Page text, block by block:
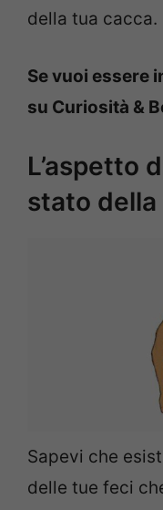
della tua cacca.
Se vuoi essere
su Curiosità &
L’aspetto
stato
Sapevi che
delle tue feci